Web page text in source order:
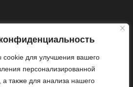
для улучшения вашего
персонализированной
а также для анализа нашего